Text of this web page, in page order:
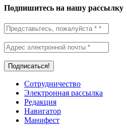
Подпишитесь на нашу рассылку
Сотрудничество
Электронная рассылка
Редакция
Навигатор
Манифест